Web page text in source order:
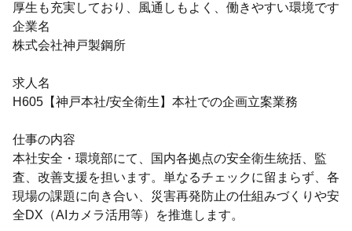
厚生も充実しており、風通しもよく、働きやすい環境です
企業名
株式会社神戸製鋼所
求人名
H605【神戸本社/安全衛生】本社での企画立案業務
仕事の内容
本社安全・環境部にて、国内各拠点の安全衛生統括、監
査、改善支援を担います。単なるチェックに留まらず、各
現場の課題に向き合い、災害再発防止の仕組みづくりや安
全DX（AIカメラ活用等）を推進します。